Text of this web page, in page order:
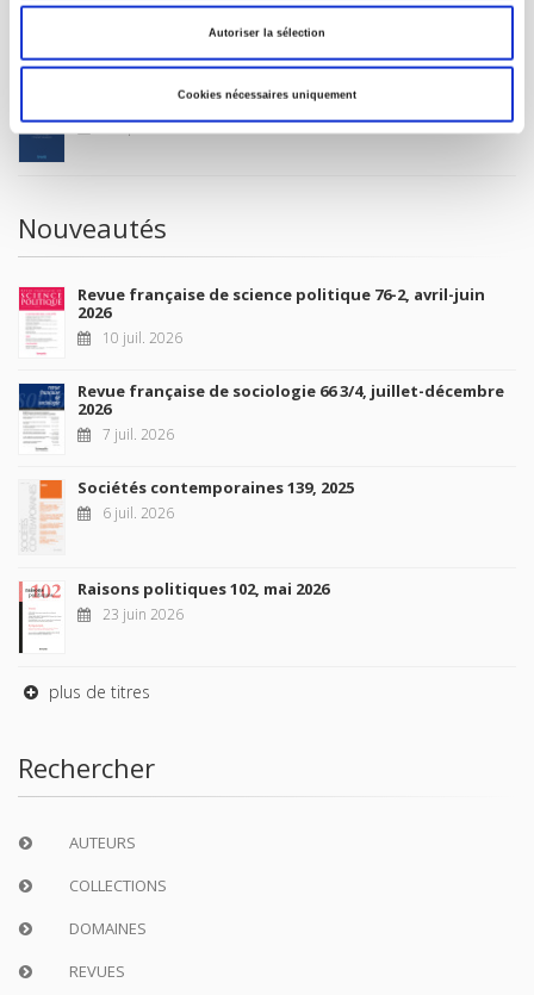
Autoriser la sélection
Cookies nécessaires uniquement
La France et l'Union européenne
4 sept. 2026
Nouveautés
Revue française de science politique 76-2, avril-juin
2026
10 juil. 2026
Revue française de sociologie 66 3/4, juillet-décembre
2026
7 juil. 2026
Sociétés contemporaines 139, 2025
6 juil. 2026
Raisons politiques 102, mai 2026
23 juin 2026
plus de titres
Rechercher
AUTEURS
COLLECTIONS
DOMAINES
REVUES